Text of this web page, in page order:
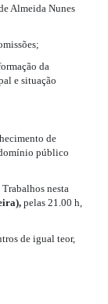
Almeida Nunes
da
e situação
de
público
nesta
pelas 21.00 h,
de igual teor,